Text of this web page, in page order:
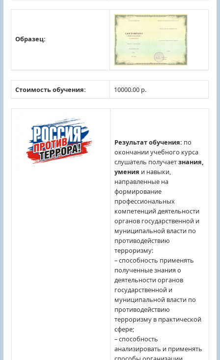
Образец:
Стоимость обучения: 10000.00 р.
Результат обучения: по
окончании учебного курса
слушатель получаетзнания,
умения и навыки,
направленные на
формирование
профессиональных
компетенций деятельности
органов государственной и
муниципальной власти по
противодействию
терроризму:
– способность применять
полученные знания о
деятельности органов
государственной и
муниципальной власти по
противодействию
терроризму в практической
сфере;
– способность
анализировать и применять